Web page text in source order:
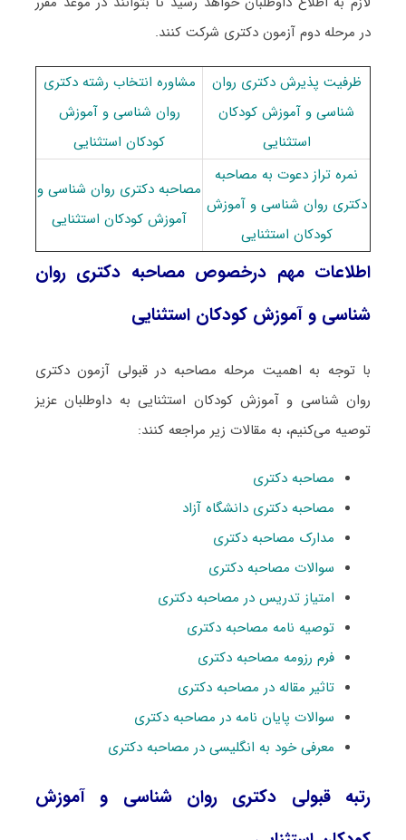
در مرحله دوم آزمون دکتری شرکت کنند.
ظرفیت پذیرش دکتری روان
شناسی و آموزش کودکان
استثنایی
مشاوره انتخاب رشته دکتری
روان شناسی و آموزش
کودکان استثنایی
نمره تراز دعوت به مصاحبه
دکتری روان شناسی و آموزش
کودکان استثنایی
مصاحبه دکتری روان شناسی و
آموزش کودکان استثنایی
اطلاعات مهم درخصوص مصاحبه دکتری روان
شناسی و آموزش کودکان استثنایی
با توجه به اهمیت مرحله مصاحبه در قبولی آزمون دکتری
روان شناسی و آموزش کودکان استثنایی به داوطلبان عزیز
توصیه می‌کنیم، به مقالات زیر مراجعه کنند:
مصاحبه دکتری
مصاحبه دکتری دانشگاه آزاد
مدارک مصاحبه دکتری
سوالات مصاحبه دکتری
امتیاز تدریس در مصاحبه دکتری
توصیه نامه مصاحبه دکتری
فرم رزومه مصاحبه دکتری
تاثیر مقاله در مصاحبه دکتری
سوالات پایان نامه در مصاحبه دکتری
معرفی خود به انگلیسی در مصاحبه دکتری
رتبه قبولی دکتری روان شناسی و آموزش